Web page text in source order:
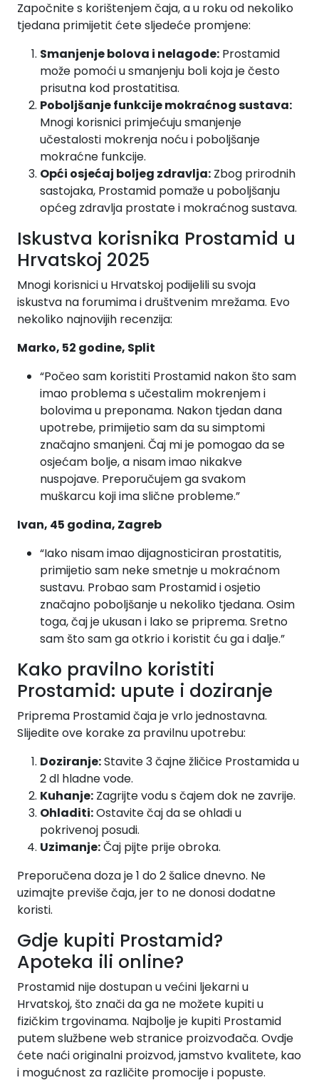
Započnite s korištenjem čaja, a u roku od nekoliko
tjedana primijetit ćete sljedeće promjene:
Smanjenje bolova i nelagode: Prostamid
može pomoći u smanjenju boli koja je često
prisutna kod prostatitisa.
Poboljšanje funkcije mokraćnog sustava:
Mnogi korisnici primjećuju smanjenje
učestalosti mokrenja noću i poboljšanje
mokraćne funkcije.
Opći osjećaj boljeg zdravlja: Zbog prirodnih
sastojaka, Prostamid pomaže u poboljšanju
općeg zdravlja prostate i mokraćnog sustava.
Iskustva korisnika Prostamid u
Hrvatskoj 2025
Mnogi korisnici u Hrvatskoj podijelili su svoja
iskustva na forumima i društvenim mrežama. Evo
nekoliko najnovijih recenzija:
Marko, 52 godine, Split
“Počeo sam koristiti Prostamid nakon što sam
imao problema s učestalim mokrenjem i
bolovima u preponama. Nakon tjedan dana
upotrebe, primijetio sam da su simptomi
značajno smanjeni. Čaj mi je pomogao da se
osjećam bolje, a nisam imao nikakve
nuspojave. Preporučujem ga svakom
muškarcu koji ima slične probleme.”
Ivan, 45 godina, Zagreb
“Iako nisam imao dijagnosticiran prostatitis,
primijetio sam neke smetnje u mokraćnom
sustavu. Probao sam Prostamid i osjetio
značajno poboljšanje u nekoliko tjedana. Osim
toga, čaj je ukusan i lako se priprema. Sretno
sam što sam ga otkrio i koristit ću ga i dalje.”
Kako pravilno koristiti
Prostamid: upute i doziranje
Priprema Prostamid čaja je vrlo jednostavna.
Slijedite ove korake za pravilnu upotrebu:
Doziranje:Stavite 3 čajne žličice Prostamida u
2 dl hladne vode.
Kuhanje: Zagrijte vodu s čajem dok ne zavrije.
Ohladiti:Ostavite čaj da se ohladi u
pokrivenoj posudi.
Uzimanje:Čaj pijte prije obroka.
Preporučena doza je 1 do 2 šalice dnevno. Ne
uzimajte previše čaja, jer to ne donosi dodatne
koristi.
Gdje kupiti Prostamid?
Apoteka ili online?
Prostamid nije dostupan u većini ljekarni u
Hrvatskoj, što znači da ga ne možete kupiti u
fizičkim trgovinama. Najbolje je kupiti Prostamid
putem službene web stranice proizvođača. Ovdje
ćete naći originalni proizvod, jamstvo kvalitete, kao
i mogućnost za različite promocije i popuste.